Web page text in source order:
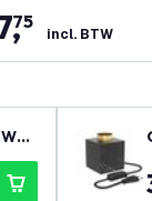
,
75
incl. BTW